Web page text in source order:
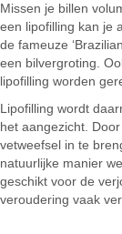
Missen je billen
een lipofilling kan je
de fameuze
een bilvergroting.
lipofilling worden
Lipofilling wordt
het aangezicht.
vetweefsel in te
natuurlijke manier
geschikt voor de
veroudering vaak